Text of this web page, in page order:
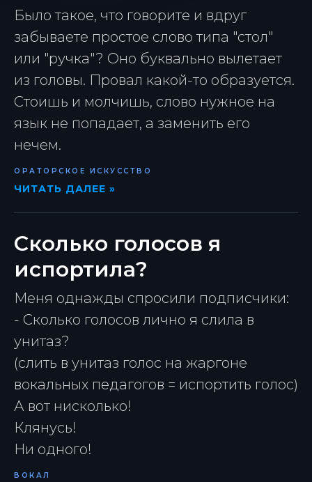
Было такое, что говорите и вдруг
забываете простое слово типа "стол"
или "ручка"? Оно буквально вылетает
из головы. Провал какой-то образуется.
Стоишь и молчишь, слово нужное на
язык не попадает, а заменить его
нечем.
ОРАТОРСКОЕ ИСКУССТВО
ЧИТАТЬ ДАЛЕЕ »
Сколько голосов я
испортила?
Меня однажды спросили подписчики:
- Сколько голосов лично я слила в
унитаз?
(слить в унитаз голос на жаргоне
вокальных педагогов = испортить голос)
А вот нисколько!
Клянусь!
Ни одного!
ВОКАЛ